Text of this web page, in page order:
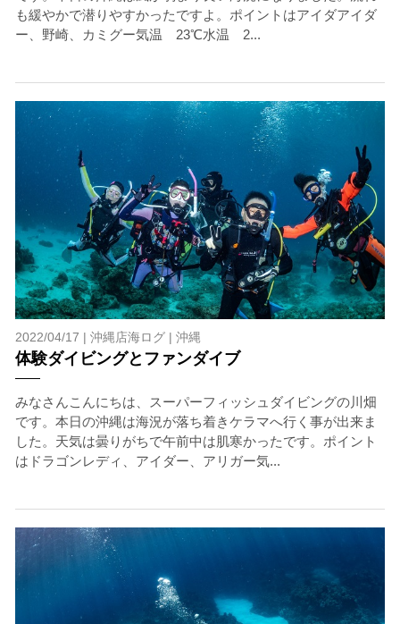
も緩やかで潜りやすかったですよ。ポイントはアイダアイダ
ー、野崎、カミグー気温 23℃水温 2...
2022/04/17 | 沖縄店海ログ| 沖縄
体験ダイビングとファンダイブ
みなさんこんにちは、スーパーフィッシュダイビングの川畑
です。本日の沖縄は海況が落ち着きケラマへ行く事が出来ま
した。天気は曇りがちで午前中は肌寒かったです。ポイント
はドラゴンレディ、アイダー、アリガー気...